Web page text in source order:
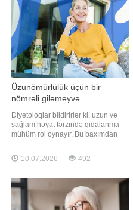
adlanan çox nadir bir şiş növüdür.
Teratomala
Üzunömürlülük üçün bir
nömrəli giləmeyvə
Diyetoloqlar bildirirlər ki, uzun və
sağlam həyat tərzində qidalanma
mühüm rol oynayır. Bu baxımdan
dəyişikliklərdən qorumağa kömək
edə biləcək antioksidantlar, liflər və
zəngin məhsullardan biri hesab
olunur. Qaynarinfo xəbər veri
10.07.2026 492